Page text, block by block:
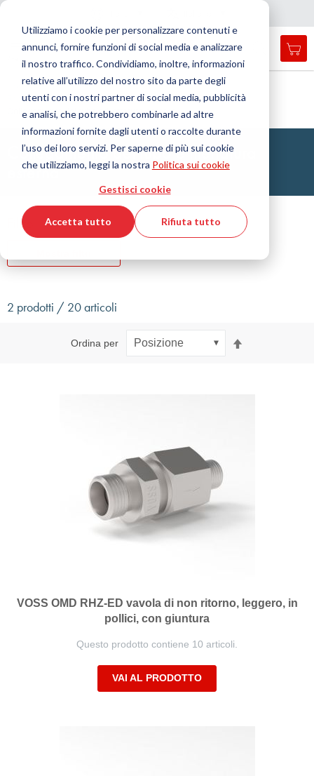
Utilizziamo i cookie per personalizzare contenuti e
annunci, fornire funzioni di social media e analizzare
il nostro traffico. Condividiamo, inoltre, informazioni
relative all’utilizzo del nostro sito da parte degli
utenti con i nostri partner di social media, pubblicità
e analisi, che potrebbero combinarle ad altre
informazioni fornite dagli utenti o raccolte durante
l’uso dei loro servizi. Per saperne di più sui cookie
che utilizziamo, leggi la nostra Politica sui cookie
Gestisci cookie
Accetta tutto Rifiuta tutto
Menu
search
Cerca
Home Tecnologia dei fluidi
Raccordo
Raccordi ad anello tagliente
Valvola di non
Collegamento del tubo e filettatura esterna
Collegamento del tubo e filettatura
esterna
Filtro
2 prodotti / 20 articoli
Ordina per
VOSS OMD RHZ-ED vavola di non ritorno, leggero, in
pollici, con giuntura
Questo prodotto contiene 10 articoli.
VAI AL PRODOTTO